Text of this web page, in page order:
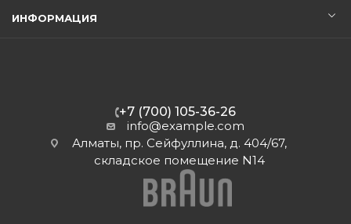
ИНФОРМАЦИЯ
+7 (700) 105-36-26
info@example.com
Алматы, пр. Сейфуллина, д. 404/67,
складское помещение N14